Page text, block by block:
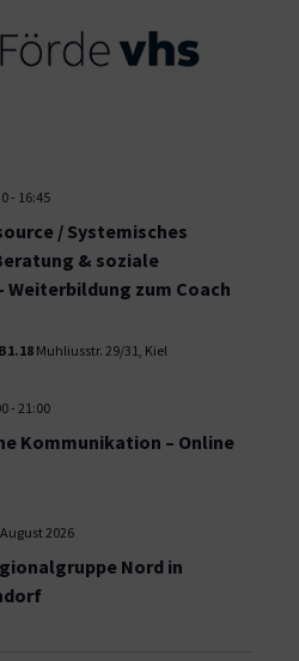
- 16:45
/ Systemisches
& soziale
zum Coach
Muhliusstr. 29/31, Kiel
- 21:00
Kommunikation – Online
2026
Nord in